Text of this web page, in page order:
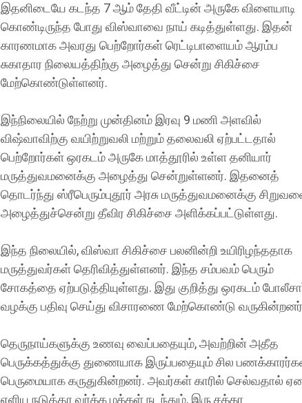
இதனிடையே கடந்த 7 ஆம் தேதி வீட்டின் அருகே விளையாடி
கொண்டிருந்த போது விஸ்வாவை நாய் கடித்துள்ளது. இதன்
காரணமாக அவரது பெற்றோர்கள் ரெட்டிபாளையம் ஆரம்ப
சுகாதார நிலையத்திற்கு அழைத்து சென்று சிகிச்சை
மேற்கொண்டுள்ளனர்.
இந்நிலையில் நேற்று முன்தினம் இரவு 9 மணி அளவில்
விஷ்வாவிற்கு வயிற்றுவலி மற்றும் தலைவலி ஏற்பட்டதால்
பெற்றோர்கள் ஒரகடம் அருகே மாத்தூரில் உள்ள தனியார்
மருத்துவமனைக்கு அழைத்து சென்றுள்ளனர். இதனைத்
தொடர்ந்து ஸ்ரீபெரும்புதூர் அரசு மருத்துவமனைக்கு
அழைத்துச்சென்று தீவிர சிகிச்சை அளிக்கப்பட்டுள்ளது.
இந்த நிலையில், விஸ்வா சிகிச்சை பலனின்றி உயிரிழந்ததாக
மருத்துவர்கள் தெரிவித்துள்ளனர். இந்த சம்பவம் பெரும்
சோகத்தை ஏற்படுத்தியுள்ளது. இது குறித்து ஒரகடம்
வழக்கு பதிவு செய்து விசாரணை மேற்கொண்டு
தெருநாய்களுக்கு உணவு வைப்பதையும், அவற்றின் அதீத
பெருக்கத்துக்கு துணையாக இருப்பதையும் சில
பெருமையாக கருதுகின்றனர். அவர்கள் காரில் செல்வதால்
எளிய நடுத்தர வர்க்க மக்கள் நடந்தும், இரு சக்கர